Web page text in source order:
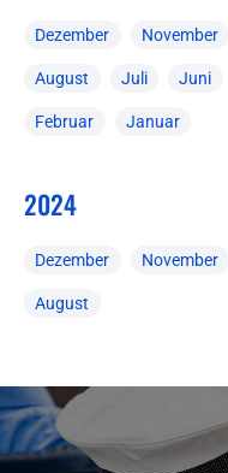
Dezember November
August Juli Juni
Februar Januar
2024
Dezember November
August